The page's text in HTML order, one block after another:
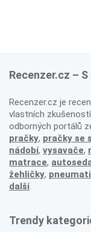
Recenzer.cz –
Recenzer.cz je
vlastních
odborných portálů
pračky, pračky se
nádobí, vysavače,
matrace,
žehličky,
další.
Trendy